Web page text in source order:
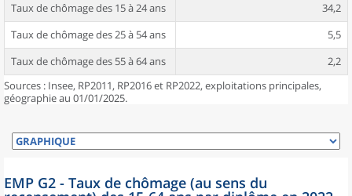
Taux de chômage des 15 à 24 ans
34,2
Taux de chômage des 25 à 54 ans
5,5
Taux de chômage des 55 à 64 ans
2,2
Sources : Insee, RP2011, RP2016 et RP2022, exploitations principales,
géographie au 01/01/2025.
EMP G2 - Taux de chômage (au sens du